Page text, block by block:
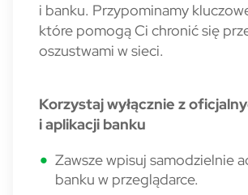
i banku. Przypominamy
które pomogą Ci chronić się
oszustwami w sieci.
Korzystaj wyłącznie z
i aplikacji banku
Zawsze wpisuj samodzielnie
banku w przeglądarce.